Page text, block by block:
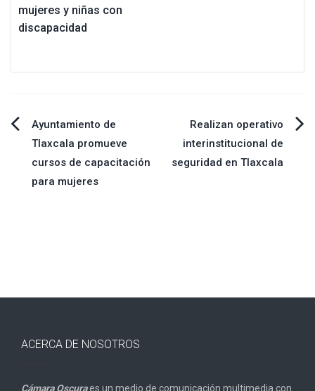
mujeres y niñas con
discapacidad
Navegación
de
entradas
Ayuntamiento de
Tlaxcala promueve
cursos de capacitación
para mujeres
Realizan operativo
interinstitucional de
seguridad en Tlaxcala
ACERCA DE NOSOTROS
Cámara Oscuraes un medio de comunicación multimedia con